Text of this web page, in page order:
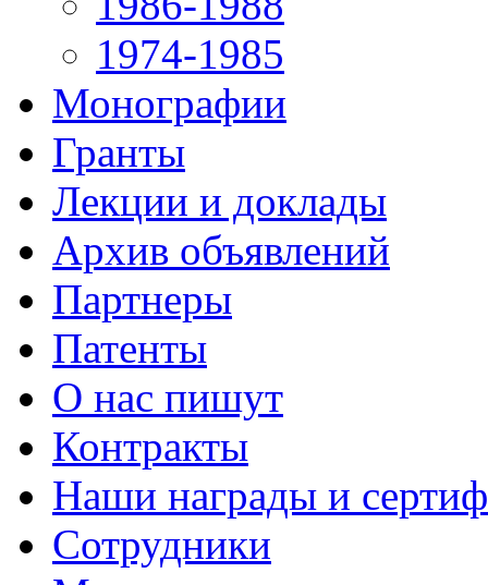
1974-1985
Монографии
Гранты
Лекции и доклады
Архив объявлений
Партнеры
Патенты
О нас пишут
Контракты
Наши награды и
Сотрудники